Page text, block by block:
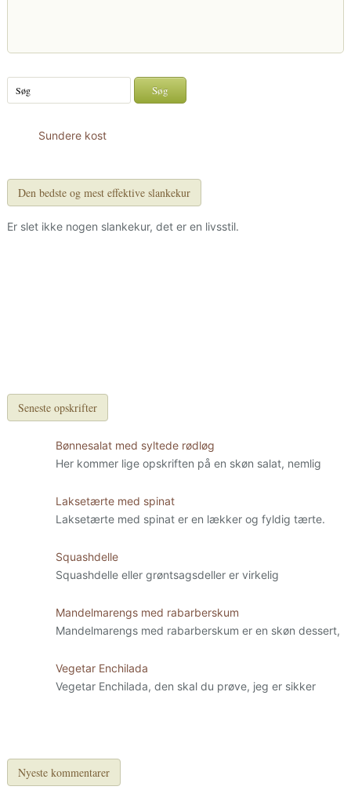
Sundere kost
Den bedste og mest effektive slankekur
Er slet ikke nogen slankekur, det er en livsstil.
Seneste opskrifter
Bønnesalat med syltede rødløg
Her kommer lige opskriften på en skøn salat, nemlig
Laksetærte med spinat
Laksetærte med spinat er en lækker og fyldig tærte.
Squashdelle
Squashdelle eller grøntsagsdeller er virkelig
Mandelmarengs med rabarberskum
Mandelmarengs med rabarberskum er en skøn dessert,
Vegetar Enchilada
Vegetar Enchilada, den skal du prøve, jeg er sikker
Nyeste kommentarer